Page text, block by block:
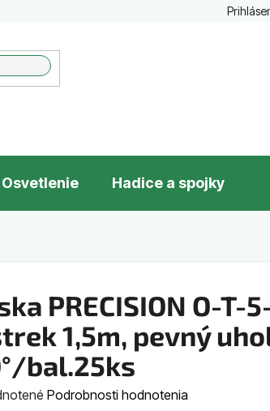
Osvetlenie Hadice a spojky
PRECISION O-T-
1,5m, pevný
bal.25ks
Podrobnosti hodnotenia